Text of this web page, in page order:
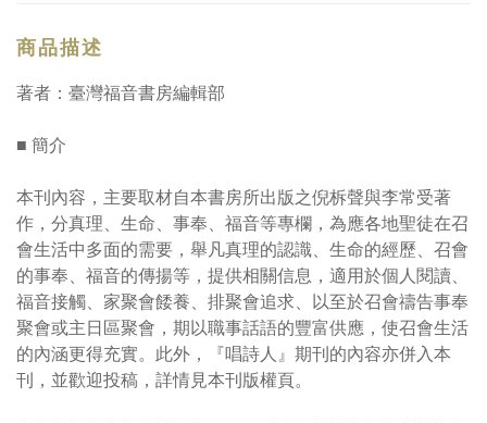
商品描述
著者：臺灣福音書房編輯部
■ 簡介
本刊內容，主要取材自本書房所出版之倪柝聲與李常受著
作，分真理、生命、事奉、福音等專欄，為應各地聖徒在召
會生活中多面的需要，舉凡真理的認識、生命的經歷、召會
的事奉、福音的傳揚等，提供相關信息，適用於個人閱讀、
福音接觸、家聚會餧養、排聚會追求、以至於召會禱告事奉
聚會或主日區聚會，期以職事話語的豐富供應，使召會生活
的內涵更得充實。此外，『唱詩人』期刊的內容亦併入本
刊，並歡迎投稿，詳情見本刊版權頁。